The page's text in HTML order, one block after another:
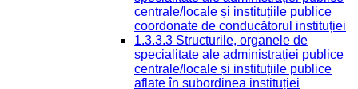
centrale/locale și instituțiile publice
coordonate de conducătorul instituției
1.3.3.3 Structurile, organele de
specialitate ale administrației publice
centrale/locale și instituțiile publice
aflate în subordinea instituției